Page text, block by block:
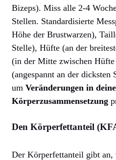
Bizeps). Miss alle 2-4
Stellen. Standardisierte
Höhe der Brustwarzen),
Stelle), Hüfte (an der
(in der Mitte zwischen
(angespannt an der
um Veränderungen in
Körperzusammensetzung
Den Körperfettanteil
Der Körperfettanteil gibt an,